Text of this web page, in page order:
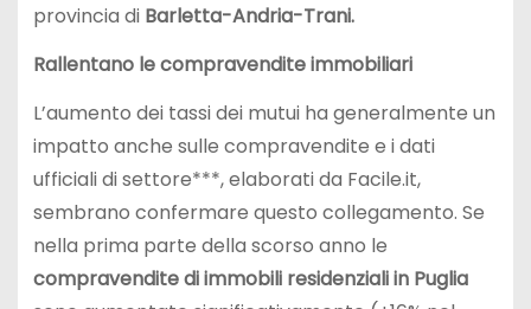
provincia di Barletta-Andria-Trani.
Rallentano le compravendite immobiliari
L’aumento dei tassi dei mutui ha generalmente un
impatto anche sulle compravendite e i dati
ufficiali di settore***, elaborati da Facile.it,
sembrano confermare questo collegamento. Se
nella prima parte della scorso anno le
compravendite di immobili residenziali in Puglia